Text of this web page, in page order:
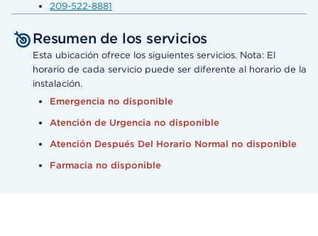
209-522-8881
Resumen de los servicios
Esta ubicación ofrece los siguientes servicios. Nota: El
horario de cada servicio puede ser diferente al horario de la
instalación.
Emergencia no disponible
Atención de Urgencia no disponible
Atención Después Del Horario Normal no disponible
Farmacia no disponible